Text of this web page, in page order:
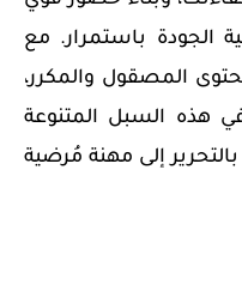
الجودة باستمرار. مع
المصقول والمكرر،
هذه السبل المتنوعة
إلى مهنة مُرضية